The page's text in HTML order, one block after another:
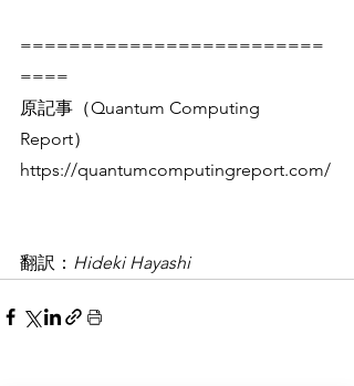
=========================
====
原記事（Quantum Computing
Report）
https://quantumcomputingreport.com/
翻訳： Hideki Hayashi